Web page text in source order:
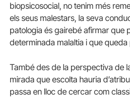
biopsicosocial, no tenim més
els seus malestars, la seva
patologia és gairebé afirmar que
determinada malaltia i que queda
També des de la perspectiva de
mirada que escolta hauria
passa en lloc de cercar com